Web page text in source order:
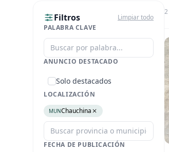
Filtros
Limpiar todo
PALABRA CLAVE
ANUNCIO DESTACADO
Solo destacados
LOCALIZACIÓN
MUNChauchina
FECHA DE PUBLICACIÓN
2